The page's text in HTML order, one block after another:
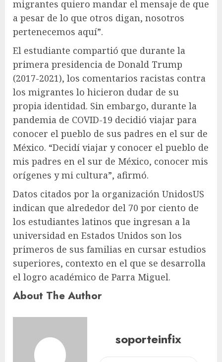
migrantes quiero mandar el mensaje de que
a pesar de lo que otros digan, nosotros
pertenecemos aquí”.
El estudiante compartió que durante la
primera presidencia de Donald Trump
(2017-2021), los comentarios racistas contra
los migrantes lo hicieron dudar de su
propia identidad. Sin embargo, durante la
pandemia de COVID-19 decidió viajar para
conocer el pueblo de sus padres en el sur de
México. “Decidí viajar y conocer el pueblo de
mis padres en el sur de México, conocer mis
orígenes y mi cultura”, afirmó.
Datos citados por la organización UnidosUS
indican que alrededor del 70 por ciento de
los estudiantes latinos que ingresan a la
universidad en Estados Unidos son los
primeros de sus familias en cursar estudios
superiores, contexto en el que se desarrolla
el logro académico de Parra Miguel.
About The Author
soporteinfix